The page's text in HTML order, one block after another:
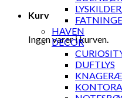
Kurv
Ingen varer i kurven.
HAVEN
DECOR
DUFTLYS